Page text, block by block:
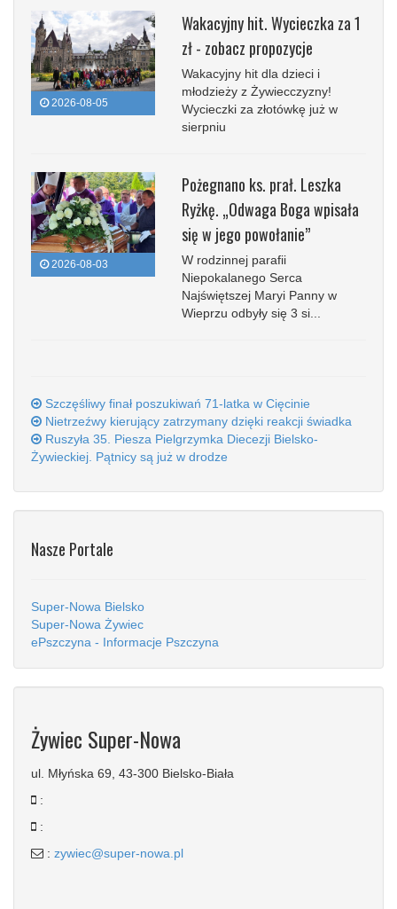
2026-08-05
Wakacyjny hit. Wycieczka za 1
zł - zobacz propozycje
Wakacyjny hit dla dzieci i
młodzieży z Żywiecczyzny!
Wycieczki za złotówkę już w
sierpniu
2026-08-03
Pożegnano ks. prał. Leszka
Ryżkę. „Odwaga Boga wpisała
się w jego powołanie”
W rodzinnej parafii
Niepokalanego Serca
Najświętszej Maryi Panny w
Wieprzu odbyły się 3 si...
Szczęśliwy finał poszukiwań 71-latka w Cięcinie
Nietrzeźwy kierujący zatrzymany dzięki reakcji świadka
Ruszyła 35. Piesza Pielgrzymka Diecezji Bielsko-
Żywieckiej. Pątnicy są już w drodze
Nasze Portale
Super-Nowa Bielsko
Super-Nowa Żywiec
ePszczyna - Informacje Pszczyna
Żywiec Super-Nowa
ul. Młyńska 69, 43-300 Bielsko-Biała
:
:
: zywiec@super-nowa.pl